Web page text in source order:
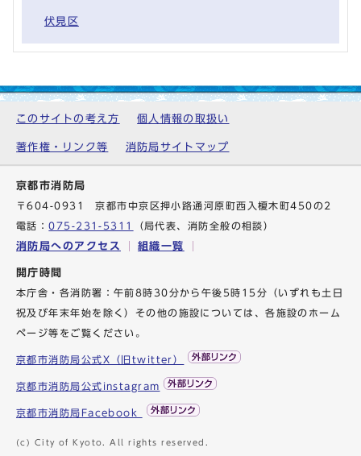
伏見区
このサイトの考え方 個人情報の取扱い
著作権・リンク等 消防局サイトマップ
京都市消防局
〒604-0931 京都市中京区押小路通河原町西入榎木町450の2
電話：075-231-5311 （局代表、消防全般の相談）
消防局へのアクセス 組織一覧
開庁時間
本庁舎・各消防署：午前8時30分から午後5時15分（いずれも土日
祝及び年末年始を除く）その他の施設については、各施設のホーム
ページ等をご覧ください。
京都市消防局公式X（旧twitter）
京都市消防局公式instagram
京都市消防局Facebook
(c) City of Kyoto. All rights reserved.